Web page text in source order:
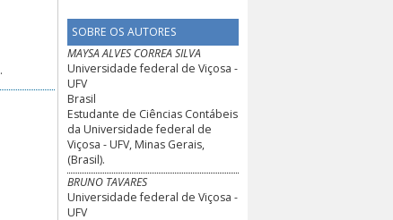
SOBRE OS AUTORES
MAYSA ALVES CORREA SILVA
Universidade federal de Viçosa -
UFV
Brasil
Estudante de Ciências Contábeis
da Universidade federal de
Viçosa - UFV, Minas Gerais,
(Brasil).
BRUNO TAVARES
Universidade federal de Viçosa -
UFV
.